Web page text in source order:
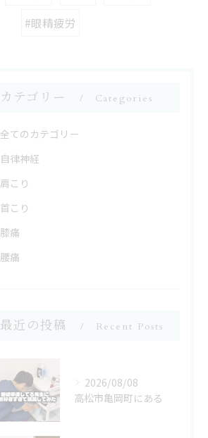
#眼精疲労
カテゴリー Categories
全てのカテゴリー
自律神経
肩こり
首こり
膝痛
腰痛
最近の投稿 Recent Posts
2026/08/08
高松市亀岡町にある